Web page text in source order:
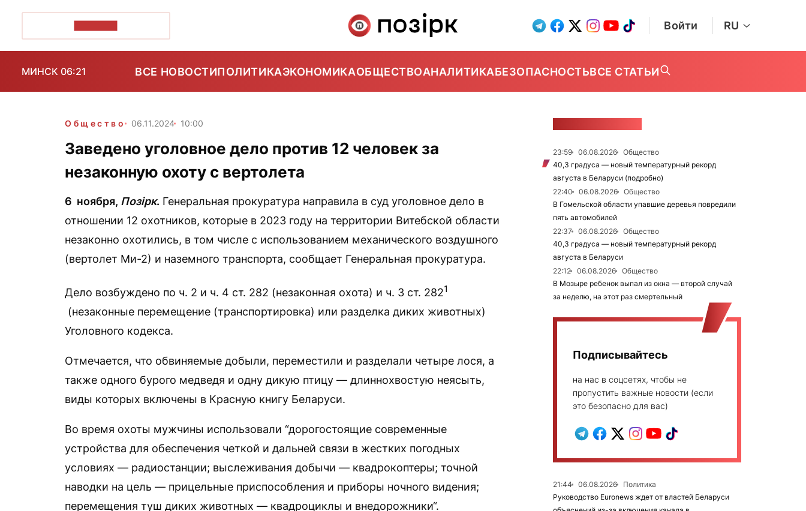
Войти RU
МИНСК 06:21 ВСЕ НОВОСТИПОЛИТИКАЭКОНОМИКАОБЩЕСТВОАНАЛИТИКАБЕЗОПАСНОСТЬВСЕ СТАТЬИ
Общество 06.11.2024 10:00
Заведено уголовное дело против 12 человек за
незаконную охоту с вертолета
6 ноября, Позірк. Генеральная прокуратура направила в суд уголовное дело в
отношении 12 охотников, которые в 2023 году на территории Витебской области
незаконно охотились, в том числе с использованием механического воздушного
(вертолет Ми-2) и наземного транспорта, сообщает Генеральная прокуратура.
Дело возбуждено по ч. 2 и ч. 4 ст. 282 (незаконная охота) и ч. 3 ст. 2821
(незаконные перемещение (транспортировка) или разделка диких животных)
Уголовного кодекса.
Отмечается, что обвиняемые добыли, переместили и разделали четыре лося, а
также одного бурого медведя и одну дикую птицу — длиннохвостую неясыть,
виды которых включены в Красную книгу Беларуси.
Во время охоты мужчины использовали “дорогостоящие современные
устройства для обеспечения четкой и дальней связи в жестких погодных
условиях — радиостанции; выслеживания добычи — квадрокоптеры; точной
наводки на цель — прицельные приспособления и приборы ночного видения;
перемещения туш диких животных — квадроциклы и внедорожники“.
23:59 06.08.2026
Общество
40,3 градуса — новый температурный рекорд
августа в Беларуси (подробно)
22:40
06.08.2026
Общество
В Гомельской области упавшие деревья повредили
пять автомобилей
22:37
06.08.2026
Общество
40,3 градуса — новый температурный рекорд
августа в Беларуси
22:12
06.08.2026
Общество
В Мозыре ребенок выпал из окна — второй случай
за неделю, на этот раз смертельный
Подписывайтесь
на нас в соцсетях, чтобы не
пропустить важные новости (если
это безопасно для вас)
21:44 06.08.2026
Политика
Руководство Euronews ждет от властей Беларуси